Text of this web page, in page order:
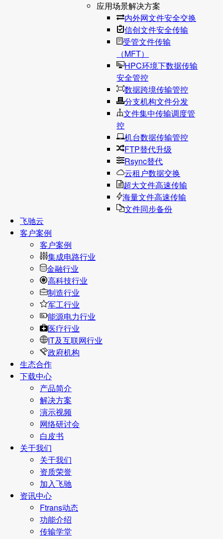
应用场景解决方案
内外网文件安全交换
信创文件安全传输
受管文件传输
（MFT）
HPC环境下数据传输
安全管控
数据跨境传输管控
分支机构文件分发
文件集中传输调度管
控
机台数据传输管控
FTP替代升级
Rsync替代
云租户数据交换
超大文件高速传输
海量文件高速传输
文件同步备份
飞驰云
客户案例
客户案例
集成电路行业
金融行业
高科技行业
制造行业
军工行业
能源电力行业
医疗行业
IT及互联网行业
政府机构
生态合作
下载中心
产品简介
解决方案
演示视频
网络研讨会
白皮书
关于我们
关于我们
资质荣誉
加入飞驰
资讯中心
Ftrans动态
功能介绍
传输学堂